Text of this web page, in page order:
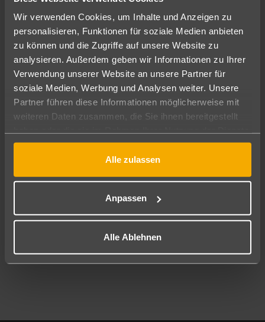
Wir verwenden Cookies, um Inhalte und Anzeigen zu
personalisieren, Funktionen für soziale Medien anbieten
zu können und die Zugriffe auf unsere Website zu
analysieren. Außerdem geben wir Informationen zu Ihrer
Verwendung unserer Website an unsere Partner für
soziale Medien, Werbung und Analysen weiter. Unsere
Partner führen diese Informationen möglicherweise mit
weiteren Daten zusammen, die Sie ihnen bereitgestellt
gesammelt haben.
Alle zulassen
Anpassen
Alle Ablehnen
Angebote filtern
Ändere die Kriterien nach deinen Wünschen
Pauschal Nur Hotel
Abflughafen
Reisezeitraum
11.08.26–09.08.27 7-21 Nächte
2 Erwachsene Keine Kinder